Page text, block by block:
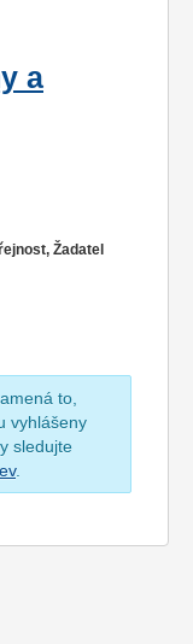
a
Žadatel
to,
vyhlášeny
sledujte
.